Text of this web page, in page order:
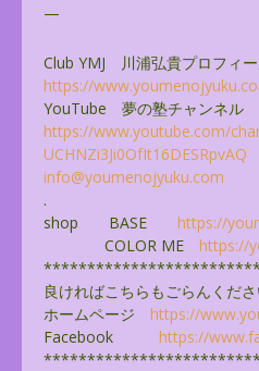
—
Club YMJ 川浦弘貴プロフィ
https://
YouTube 夢の塾チャンネル
https://www.youtube.com/
UCHNZi3Ji0OfIt16DESRpvAQ
info@youmenojyuku.com
.
shop BASE https://
COLOR ME https://
良ければこちらもごらんくだ
ホームページ https://
Facebook https://